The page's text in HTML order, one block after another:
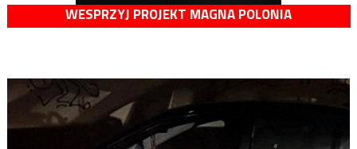
WESPRZYJ PROJEKT MAGNA POLONIA